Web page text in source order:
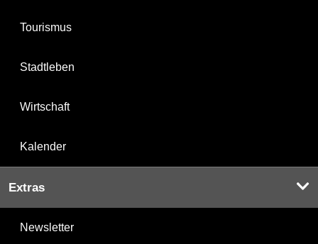
Tourismus
Stadtleben
Wirtschaft
Kalender
Extras
Newsletter